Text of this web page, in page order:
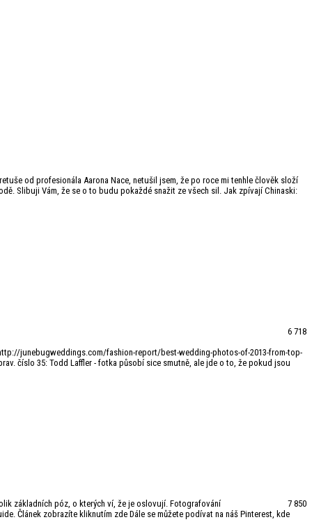
od profesionála Aarona Nace, netušil jsem, že po roce mi tenhle člověk složí
Slibuji Vám, že se o to budu pokaždé snažit ze všech sil. Jak zpívají Chinaski:
6 718
junebugweddings.com/fashion-report/best-wedding-photos-of-2013-from-top-
číslo 35: Todd Laffler - fotka působí sice smutně, ale jde o to, že pokud jsou
7 850
základních póz, o kterých ví, že je oslovují. Fotografování
Článek zobrazíte kliknutím zde Dále se můžete podívat na náš Pinterest, kde